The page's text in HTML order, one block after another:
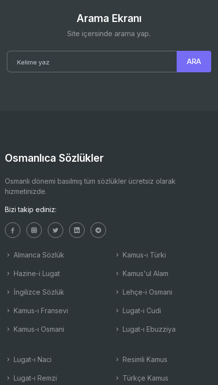
Arama Ekranı
Site içersinde arama yap.
Osmanlıca Sözlükler
Osmanlı dönemi basılmış tüm sözlükler ücretsiz olarak
hizmetinizde.
Bizi takip ediniz:
Almanca Sözlük
Hazine-i Lugat
İngilizce Sözlük
Kamus-ı Fransevi
Kamus-ı Osmani
Kamus-ı Türki
Kamus'ul Alam
Lehçe-i Osmani
Lugat-ı Cudi
Lugat-ı Ebuzziya
Lugat-ı Naci
Lugat-ı Remzi
Resimli Kamus
Türkçe Kamus